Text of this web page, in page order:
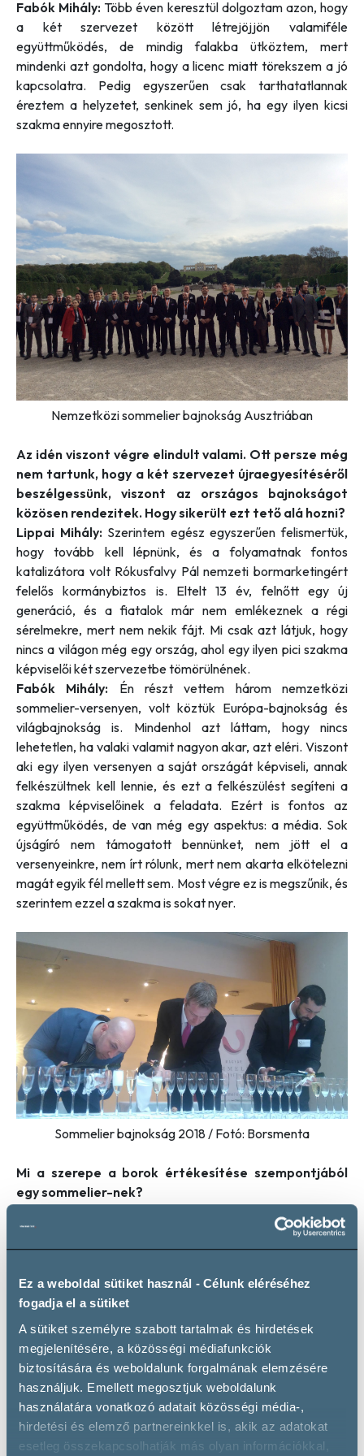
Ez a weboldal sütiket használ - Célunk eléréséhez
fogadja el a sütiket
A sütiket személyre szabott tartalmak és hirdetések
megjelenítésére, a közösségi médiafunkciók
biztosítására és weboldalunk forgalmának elemzésére
használjuk. Emellett megosztjuk weboldalunk
használatára vonatkozó adatait közösségi média-,
hirdetési és elemző partnereinkkel is, akik az adatokat
esetleg összekapcsolhatják más olyan információkkal,
Fabók Mihály: Több éven keresztül dolgoztam azon, hogy
a két szervezet között létrejöjjön valamiféle
együttműködés, de mindig falakba ütköztem, mert
mindenki azt gondolta, hogy a licenc miatt törekszem a jó
kapcsolatra. Pedig egyszerűen csak tarthatatlannak
éreztem a helyzetet, senkinek sem jó, ha egy ilyen kicsi
szakma ennyire megosztott.
Nemzetközi sommelier bajnokság Ausztriában
Az idén viszont végre elindult valami. Ott persze még
nem tartunk, hogy a két szervezet újraegyesítéséről
beszélgessünk, viszont az országos bajnokságot
közösen rendezitek. Hogy sikerült ezt tető alá hozni?
Lippai Mihály:Szerintem egész egyszerűen felismertük,
hogy tovább kell lépnünk, és a folyamatnak fontos
katalizátora volt Rókusfalvy Pál nemzeti bormarketingért
felelős kormánybiztos is. Eltelt 13 év, felnőtt egy új
generáció, és a fiatalok már nem emlékeznek a régi
sérelmekre, mert nem nekik fájt. Mi csak azt látjuk, hogy
nincs a világon még egy ország, ahol egy ilyen pici szakma
képviselői két szervezetbe tömörülnének.
Fabók Mihály: Én részt vettem három nemzetközi
sommelier-versenyen, volt köztük Európa-bajnokság és
világbajnokság is. Mindenhol azt láttam, hogy nincs
lehetetlen, ha valaki valamit nagyon akar, azt eléri. Viszont
aki egy ilyen versenyen a saját országát képviseli, annak
felkészültnek kell lennie, és ezt a felkészülést segíteni a
szakma képviselőinek a feladata. Ezért is fontos az
együttműködés, de van még egy aspektus: a média. Sok
újságíró nem támogatott bennünket, nem jött el a
versenyeinkre, nem írt rólunk, mert nem akarta elkötelezni
magát egyik fél mellett sem. Most végre ez is megszűnik, és
szerintem ezzel a szakma is sokat nyer.
Sommelier bajnokság 2018 / Fotó: Borsmenta
Mi a szerepe a borok értékesítése szempontjából
egy sommelier-nek?
sommelier viszont folyamatosan közvetíti az információt.
Olyan értékesítő, aki személyes hatással van a vásárlóra,
hogyan lehet egy étkezést egy jó borral és egy hitelesen
előadott történettel kulináris élménnyé varázsolni.
Fabók Mihály:A hitelesség és a szórakoztatás legalább
olyan fontos, mint ami a tányéron vagy a pohárban van. Egy
jó sommelier tehát az a hozzáadott érték, amiért az
emberek elmennek egy borkóstolóra vagy törzsvendéggé
válnak egy étteremben. Egy felkészült szakember hamar
megismeri a vendég ízlését, és pillanatok alatt képes a
legmegfelelőbb bort – vagy akár vizet, esetleg egyéb